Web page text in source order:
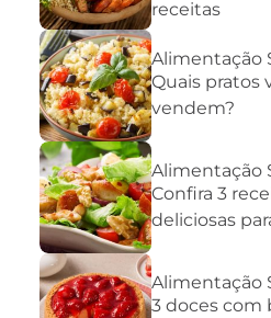
receitas
Alimentação
Quais pratos
vendem?
Alimentação
Confira 3
deliciosas
Alimentação
3 doces com